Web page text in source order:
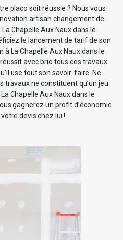
placo soit réussie ? Nous vous
artisan changement de
Chapelle Aux Naux dans le
le lancement de tarif de son
La Chapelle Aux Naux dans le
avec brio tous ces travaux
use tout son savoir-faire. Ne
travaux ne constituent qu’un jeu
Chapelle Aux Naux dans le
gagnerez un profit d’économie
devis chez lui !